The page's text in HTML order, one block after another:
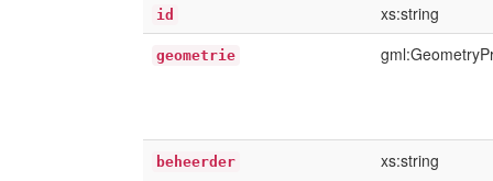
id xs:string
geometrie
beheerder xs:string